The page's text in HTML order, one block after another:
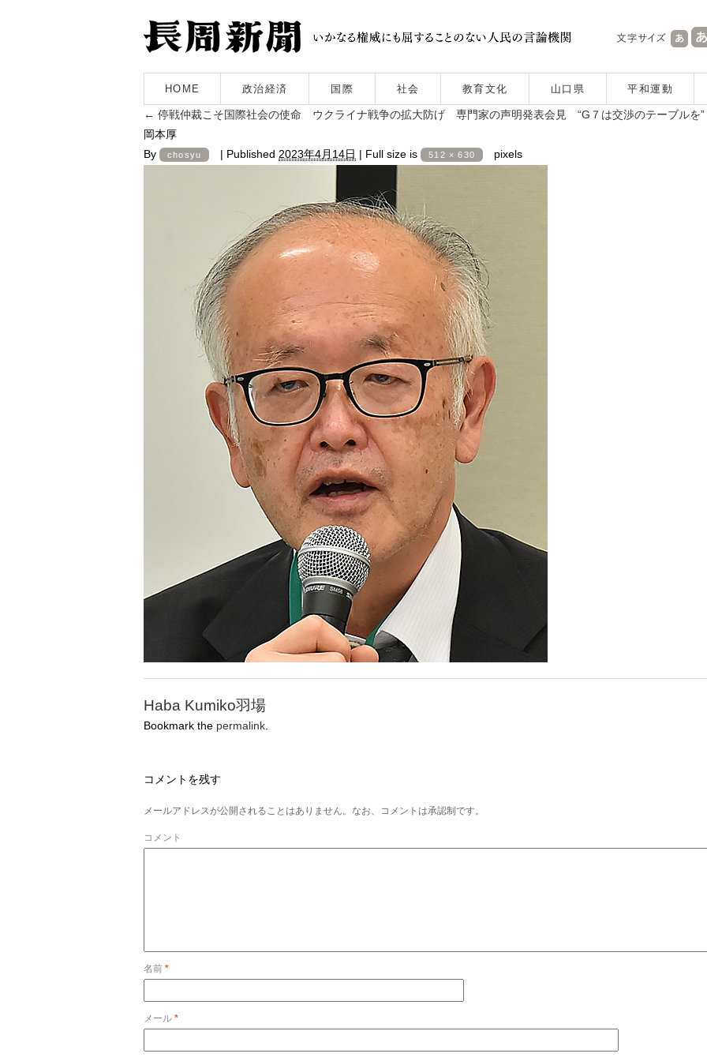
HOME 政治経済 国際 社会 教育文化 山口県 平和運動
← 停戦仲裁こそ国際社会の使命 ウクライナ戦争の拡大防げ 専門家の声明発表会見 “G７は交渉のテーブルを”
岡本厚
By
chosyu | Published 2023年4月14日 | Full size is 512 × 630 pixels
Haba Kumiko羽場
Bookmark the permalink
コメントを残す
メールアドレスが公開されることはありません。なお、コメントは承認制です。
コメント
名前 *
メール *